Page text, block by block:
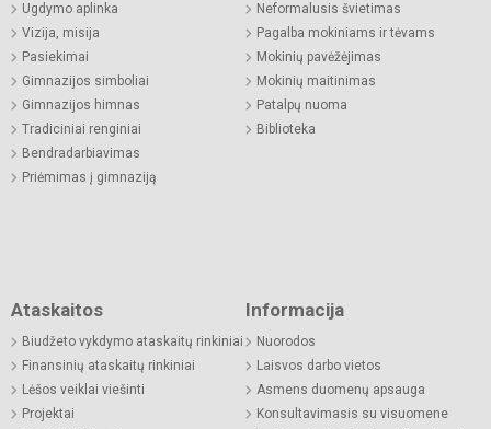
Ugdymo aplinka
Vizija, misija
Pasiekimai
Gimnazijos simboliai
Gimnazijos himnas
Tradiciniai renginiai
Bendradarbiavimas
Priėmimas į gimnaziją
Neformalusis švietimas
Pagalba mokiniams ir tėvams
Mokinių pavėžėjimas
Mokinių maitinimas
Patalpų nuoma
Biblioteka
Ataskaitos
Biudžeto vykdymo ataskaitų rinkiniai
Finansinių ataskaitų rinkiniai
Lėšos veiklai viešinti
Projektai
Informacija
Nuorodos
Laisvos darbo vietos
Asmens duomenų apsauga
Konsultavimasis su visuomene